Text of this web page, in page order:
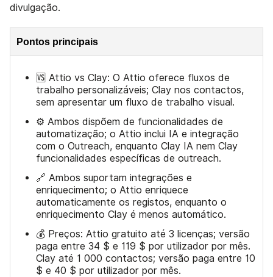
divulgação.
Pontos principais
🆚 Attio vs Clay: O Attio oferece fluxos de
trabalho personalizáveis; Clay nos contactos,
sem apresentar um fluxo de trabalho visual.
⚙️ Ambos dispõem de funcionalidades de
automatização; o Attio inclui IA e integração
com o Outreach, enquanto Clay IA nem Clay
funcionalidades específicas de outreach.
🔗 Ambos suportam integrações e
enriquecimento; o Attio enriquece
automaticamente os registos, enquanto o
enriquecimento Clay é menos automático.
💰 Preços: Attio gratuito até 3 licenças; versão
paga entre 34 $ e 119 $ por utilizador por mês.
Clay até 1 000 contactos; versão paga entre 10
$ e 40 $ por utilizador por mês.